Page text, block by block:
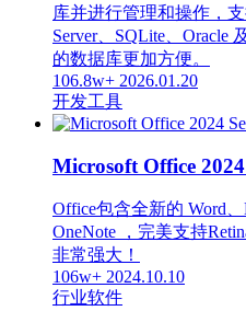
库并进行管理和操作，
Server、SQLite、Oracle
的数据库更加方便。
106.8w+ 2026.01.20
开发工具
Microsoft Office
Office包含全新的 Word
OneNote ，完美支持
非常强大！
106w+ 2024.10.10
行业软件